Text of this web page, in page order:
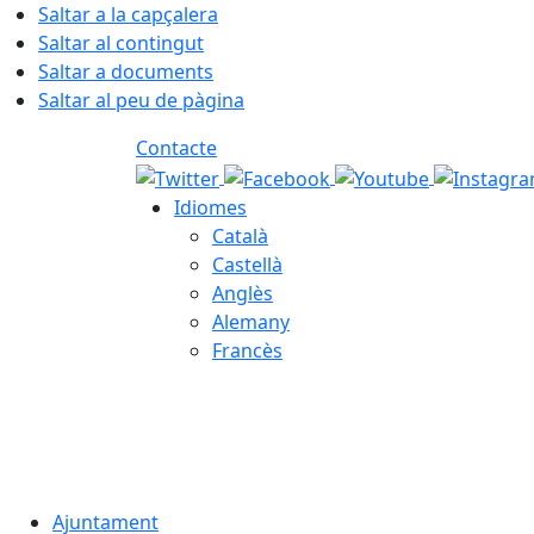
Saltar a la capçalera
Saltar al contingut
Saltar a documents
Saltar al peu de pàgina
Contacte
Idiomes
Català
Castellà
Anglès
Alemany
Francès
Ajuntament